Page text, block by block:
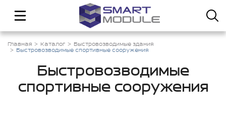
Главная Каталог
Быстровозводимые здания
Быстровозводимые спортивные сооружения
Быстровозводимые
спортивные сооружения